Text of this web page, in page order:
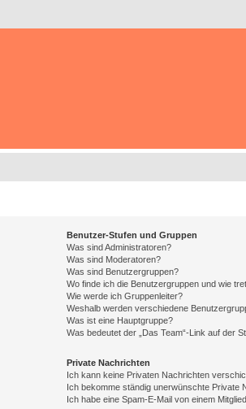
Benutzer-Stufen und Gruppen
Was sind Administratoren?
Was sind Moderatoren?
Was sind Benutzergruppen?
Wo finde ich die Benutzergruppen und wie
Wie werde ich Gruppenleiter?
Weshalb werden verschiedene
Was ist eine Hauptgruppe?
Was bedeutet der „Das Team“-Link auf der
Private Nachrichten
Ich kann keine Privaten Nachrichten
Ich bekomme ständig unerwünschte Private
Ich habe eine Spam-E-Mail von einem